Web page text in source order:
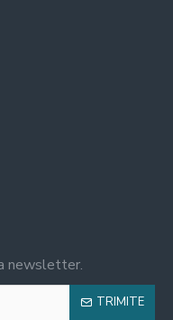
newsletter.
TRIMITE